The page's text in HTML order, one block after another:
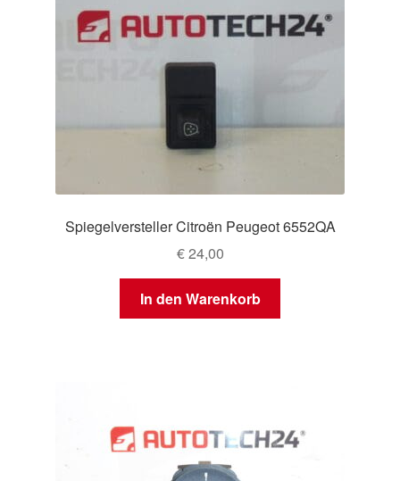
Spiegelversteller Citroën Peugeot 6552QA
€24,00
In den Warenkorb